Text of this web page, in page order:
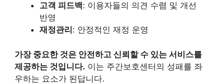
고객 피드백: 이용자들의 의견 수렴 및 개선
반영
재정관리 : 안정적인 재정 운영
가장 중요한 것은 안전하고 신뢰할 수 있는 서비스를
제공하는 것입니다. 이는 주간보호센터의 성패를 좌
우하는 요소가 된답니다.